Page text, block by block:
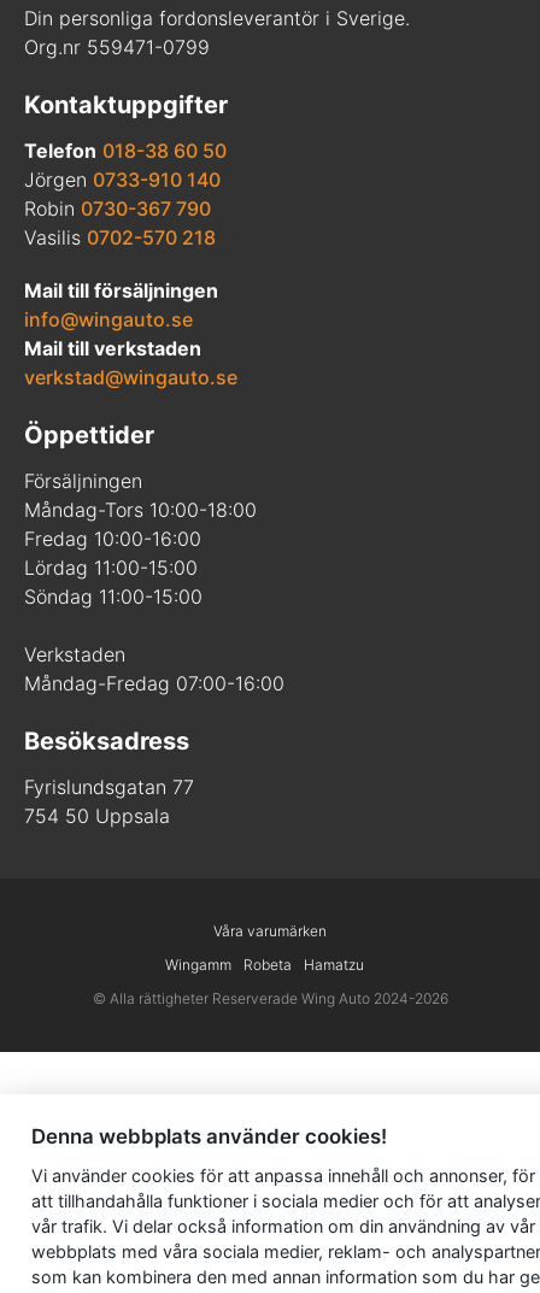
Din personliga fordonsleverantör i Sverige.
Org.nr 559471-0799
Kontaktuppgifter
Telefon 018-38 60 50
Jörgen 0733-910 140
Robin 0730-367 790
Vasilis 0702-570 218
Mail till försäljningen
info@wingauto.se
Mail till verkstaden
verkstad@wingauto.se
Öppettider
Försäljningen
Måndag-Tors 10:00-18:00
Fredag 10:00-16:00
Lördag 11:00-15:00
Söndag 11:00-15:00
Verkstaden
Måndag-Fredag 07:00-16:00
Besöksadress
Fyrislundsgatan 77
754 50 Uppsala
Våra varumärken
Wingamm
Robeta
Hamatzu
© Alla rättigheter Reserverade Wing Auto 2024-2026
Denna webbplats använder cookies!
Vi använder cookies för att anpassa innehåll och annonser, för
att tillhandahålla funktioner i sociala medier och för att
vår trafik. Vi delar också information om din användning av vår
webbplats med våra sociala medier, reklam- och
som kan kombinera den med annan information som du har